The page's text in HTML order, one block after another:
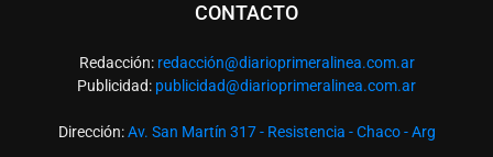
CONTACTO
Redacción: redacción@diarioprimeralinea.com.ar
Publicidad: publicidad@diarioprimeralinea.com.ar
Dirección:Av. San Martín 317 - Resistencia - Chaco - Arg